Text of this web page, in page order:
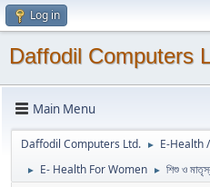
Log in
Daffodil Computers
Main Menu
Daffodil Computers Ltd. ► E-Health
► E- Health For Women ► শিশু ও